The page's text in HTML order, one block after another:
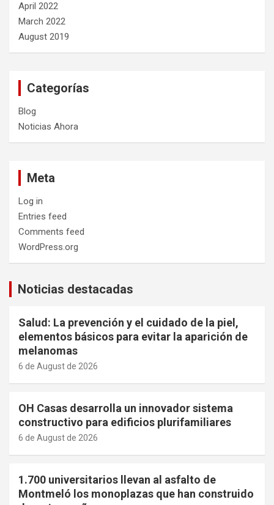
April 2022
March 2022
August 2019
Categorías
Blog
Noticias Ahora
Meta
Log in
Entries feed
Comments feed
WordPress.org
Noticias destacadas
Salud: La prevención y el cuidado de la piel,
elementos básicos para evitar la aparición de
melanomas
6 de August de 2026
OH Casas desarrolla un innovador sistema
constructivo para edificios plurifamiliares
6 de August de 2026
1.700 universitarios llevan al asfalto de
Montmeló los monoplazas que han construido